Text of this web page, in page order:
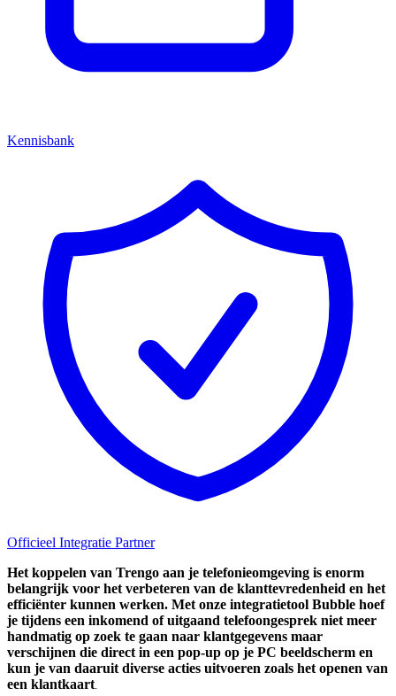
Kennisbank
Officieel Integratie Partner
Het koppelen van Trengo aan je telefonieomgeving is enorm
belangrijk voor het verbeteren van de klanttevredenheid en het
efficiënter kunnen werken. Met onze integratietool Bubble hoef
je tijdens een inkomend of uitgaand telefoongesprek niet meer
handmatig op zoek te gaan naar klantgegevens maar
verschijnen die direct in een pop-up op je PC beeldscherm en
kun je van daaruit diverse acties uitvoeren zoals het openen van
een klantkaart.